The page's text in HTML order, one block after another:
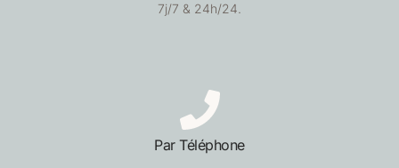
7j/7 & 24h/24.
Par Téléphone